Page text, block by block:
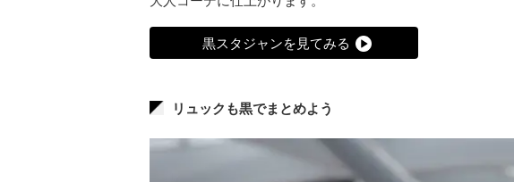
黒スタジャンを見てみる
リュックも黒でまとめよう